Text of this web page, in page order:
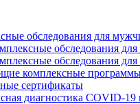
обследования для
обследования
обследования
комплексные
сертификаты
диагностика COVID-